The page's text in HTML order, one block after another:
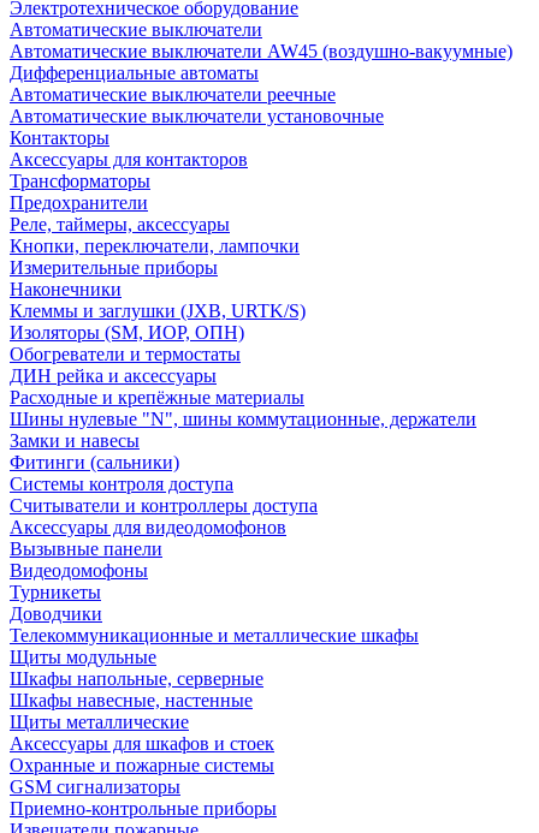
Электротехническое оборудование
Автоматические выключатели
Автоматические выключатели AW45 (воздушно-вакуумные)
Дифференциальные автоматы
Автоматические выключатели реечные
Автоматические выключатели установочные
Контакторы
Аксессуары для контакторов
Трансформаторы
Предохранители
Реле, таймеры, аксессуары
Кнопки, переключатели, лампочки
Измерительные приборы
Наконечники
Клеммы и заглушки (JXB, URTK/S)
Изоляторы (SM, ИОР, ОПН)
Обогреватели и термостаты
ДИН рейка и аксессуары
Расходные и крепёжные материалы
Шины нулевые "N", шины коммутационные, держатели
Замки и навесы
Фитинги (сальники)
Системы контроля доступа
Считыватели и контроллеры доступа
Аксессуары для видеодомофонов
Вызывные панели
Видеодомофоны
Турникеты
Доводчики
Телекоммуникационные и металлические шкафы
Щиты модульные
Шкафы напольные, серверные
Шкафы навесные, настенные
Щиты металлические
Аксессуары для шкафов и стоек
Охранные и пожарные системы
GSM сигнализаторы
Приемно-контрольные приборы